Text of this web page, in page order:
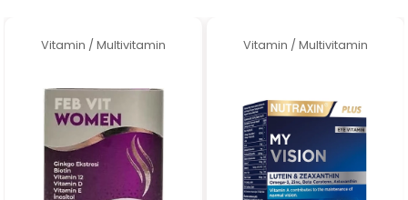
Vitamin / Multivitamin Vitamin / Multivitamin